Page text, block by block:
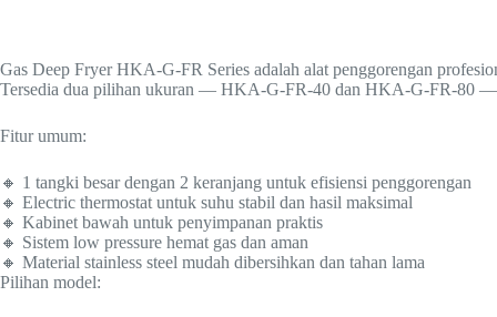
Gas Deep Fryer HKA-G-FR Series adalah alat penggorengan
Tersedia dua pilihan ukuran — HKA-G-FR-40 dan HKA-G-FR-80 —
Fitur umum:
🔸 1 tangki besar dengan 2 keranjang untuk efisiensi penggorengan
🔸 Electric thermostat untuk suhu stabil dan hasil maksimal
🔸 Kabinet bawah untuk penyimpanan praktis
🔸 Sistem low pressure hemat gas dan aman
🔸 Material stainless steel mudah dibersihkan dan tahan lama
Pilihan model: